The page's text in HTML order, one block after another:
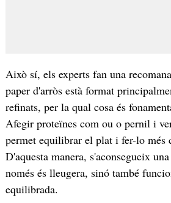
Això sí, els experts fan una
paper d'arròs està format
refinats, per la qual cosa és
Afegir proteïnes com ou o pernil i
permet equilibrar el plat i fer-lo més
D'aquesta manera, s'aconsegueix
només és lleugera, sinó també
equilibrada.